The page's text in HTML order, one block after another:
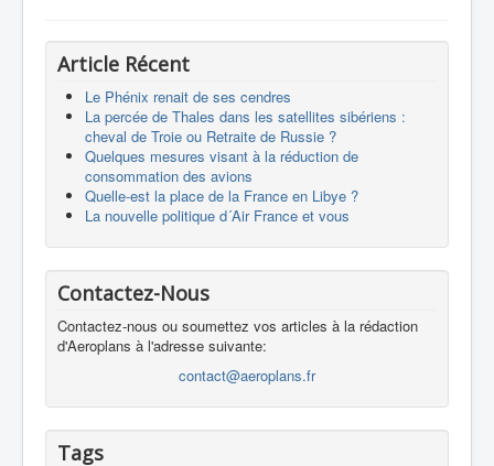
Article Récent
Le Phénix renait de ses cendres
La percée de Thales dans les satellites sibériens :
cheval de Troie ou Retraite de Russie ?
Quelques mesures visant à la réduction de
consommation des avions
Quelle-est la place de la France en Libye ?
La nouvelle politique d´Air France et vous
Contactez-Nous
Contactez-nous ou soumettez vos articles à la rédaction
d'Aeroplans à l'adresse suivante:
contact@aeroplans.fr
Tags